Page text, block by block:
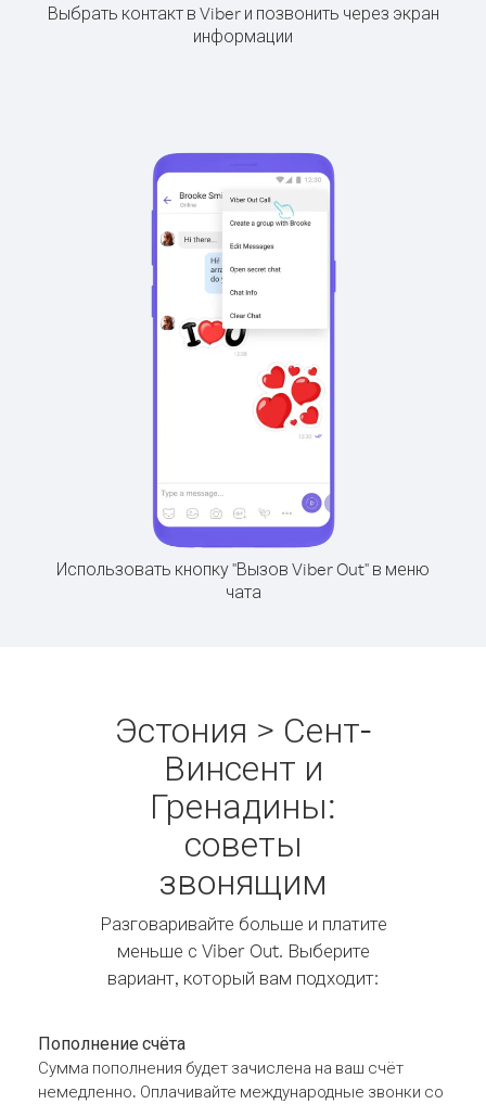
Выбрать контакт в Viber и позвонить через экран
информации
Использовать кнопку "Вызов Viber Out" в меню
чата
Эстония > Сент-
Винсент и
Гренадины:
советы
звонящим
Разговаривайте больше и платите
меньше с Viber Out. Выберите
вариант, который вам подходит:
Пополнение счёта
Сумма пополнения будет зачислена на ваш счёт
немедленно. Оплачивайте международные звонки со